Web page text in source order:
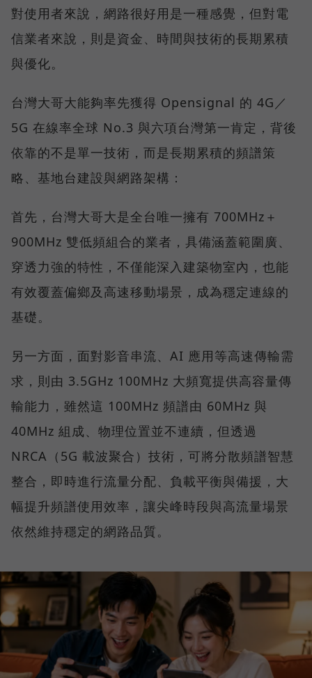
對使用者來說，網路很好用是一種感覺，但對電
信業者來說，則是資金、時間與技術的長期累積
與優化。
台灣大哥大能夠率先獲得 Opensignal 的 4G／
5G 在線率全球 No.3 與六項台灣第一肯定，背後
依靠的不是單一技術，而是長期累積的頻譜策
略、基地台建設與網路架構：
首先，台灣大哥大是全台唯一擁有 700MHz＋
900MHz 雙低頻組合的業者，具備涵蓋範圍廣、
穿透力強的特性，不僅能深入建築物室內，也能
有效覆蓋偏鄉及高速移動場景，成為穩定連線的
基礎。
另一方面，面對影音串流、AI 應用等高速傳輸需
求，則由 3.5GHz 100MHz 大頻寬提供高容量傳
輸能力，雖然這 100MHz 頻譜由 60MHz 與
40MHz 組成、物理位置並不連續，但透過
NRCA（5G 載波聚合）技術，可將分散頻譜智慧
整合，即時進行流量分配、負載平衡與備援，大
幅提升頻譜使用效率，讓尖峰時段與高流量場景
依然維持穩定的網路品質。